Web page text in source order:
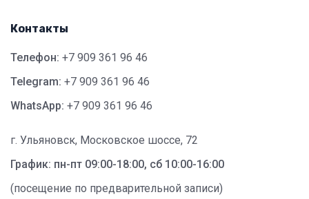
Контакты
Телефон: +7 909 361 96 46
Telegram: +7 909 361 96 46
WhatsApp: +7 909 361 96 46
г. Ульяновск, Московское шоссе, 72
График: пн-пт 09:00-18:00, сб 10:00-16:00
(посещение по предварительной записи)